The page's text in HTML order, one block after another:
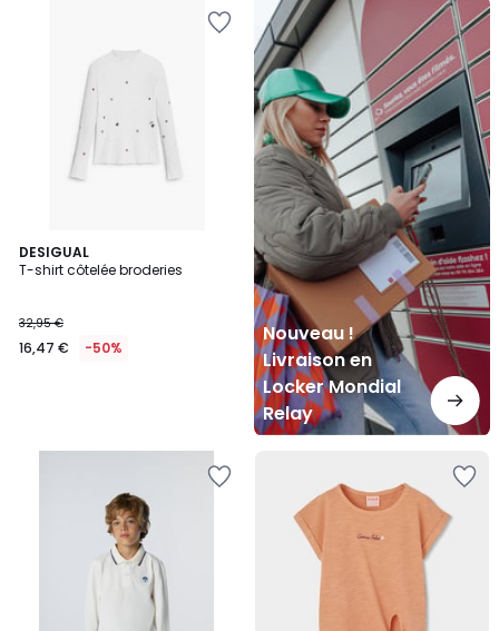
DESIGUAL
T-shirt côtelée broderies
32,95 €
16,47 € -50%
Nouveau !
Livraison en
Locker Mondial
Relay
Nouveau
Livraison
en
Locker
Mondial
Relay